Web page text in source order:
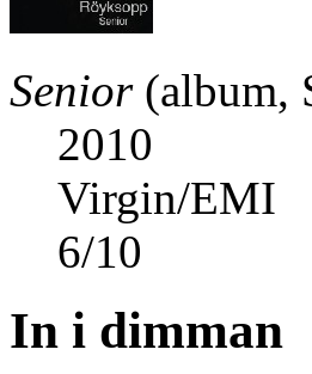
Senior(album,
2010
Virgin/EMI
6/10
In i dimman